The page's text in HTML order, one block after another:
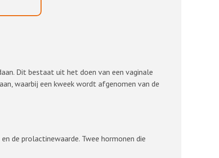
Dit bestaat uit het doen van een vaginale
waarbij een kweek wordt afgenomen van de
de prolactinewaarde. Twee hormonen die